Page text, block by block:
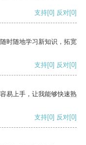
支持[0] 反对[0]
时随地学习新知识，拓宽
支持[0] 反对[0]
易上手，让我能够快速熟
支持[0] 反对[0]